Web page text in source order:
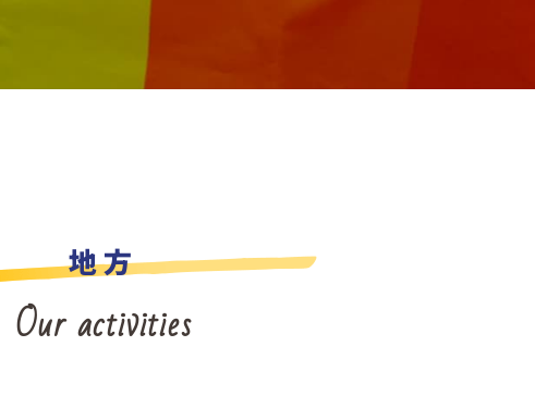
地方
Our activities